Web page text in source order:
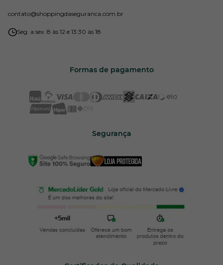
contato@shoppingdaseguranca.com.br
Seg. a sex. 8 às 12 e 13:30 às 18
Formas de pagamento
Segurança